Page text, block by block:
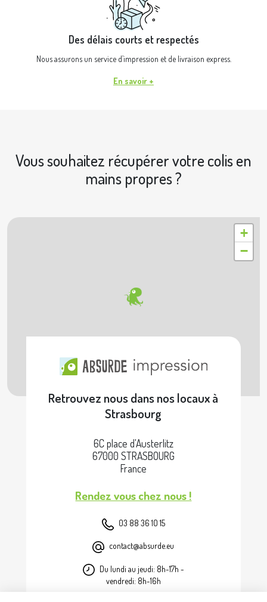
Des délais courts et respectés
Nous assurons un service d’impression et de livraison express.
En savoir +
Vous souhaitez récupérer votre colis en
mains propres ?
+
−
Retrouvez nous dans nos locaux à
Strasbourg
6C place d'Austerlitz
67000 STRASBOURG
France
Rendez vous chez nous !
03 88 36 10 15
contact@absurde.eu
Du lundi au jeudi: 8h-17h -
vendredi: 8h-16h